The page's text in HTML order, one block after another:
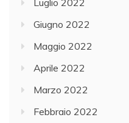
Giugno 2022
Maggio 2022
Aprile 2022
Marzo 2022
Febbraio 2022